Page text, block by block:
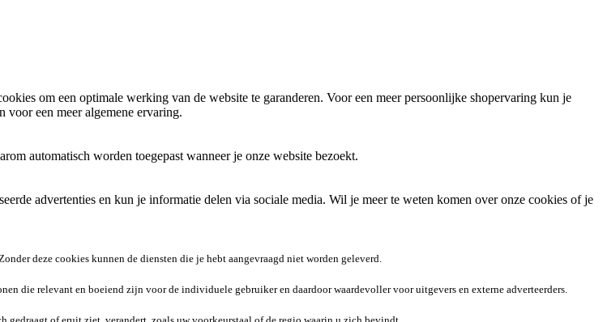
om een optimale werking van de website te garanderen. Voor een meer persoonlijke shopervaring kun je
voor een meer algemene ervaring.
automatisch worden toegepast wanneer je onze website bezoekt.
advertenties en kun je informatie delen via sociale media. Wil je meer te weten komen over onze cookies of je
deze cookies kunnen de diensten die je hebt aangevraagd niet worden geleverd.
die relevant en boeiend zijn voor de individuele gebruiker en daardoor waardevoller voor uitgevers en externe adverteerders.